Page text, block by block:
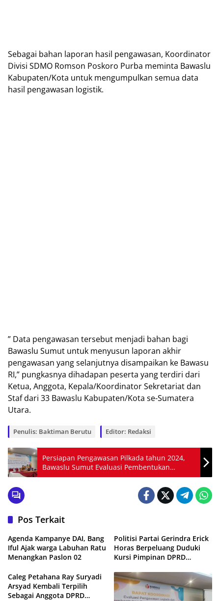
Sebagai bahan laporan hasil pengawasan, Koordinator
Divisi SDMO Romson Poskoro Purba meminta Bawaslu
Kabupaten/Kota untuk mengumpulkan semua data
hasil pengawasan logistik.
” Data pengawasan tersebut menjadi bahan bagi
Bawaslu Sumut untuk menyusun laporan akhir
pengawasan yang selanjutnya disampaikan ke Bawasu
RI,” pungkasnya dihadapan peserta yang terdiri dari
Ketua, Anggota, Kepala/Koordinator Sekretariat dan
Staf dari 33 Bawaslu Kabupaten/Kota se-Sumatera
Utara.
Penulis: Baktiman Berutu Editor: Redaksi
Persiapan Pengawasan Pilkada tahun 2024,
Bawaslu Sumut Evaluasi Pembentukan
Pengawas Adhoc
Pos Terkait
Agenda Kampanye DAI, Bang
Iful Ajak warga Labuhan Ratu
Menangkan Paslon 02
Politisi Partai Gerindra Erick
Horas Berpeluang Duduki
Kursi Pimpinan DPRD
Caleg Petahana Ray Suryadi
Arsyad Kembali Terpilih
Sebagai Anggota DPRD